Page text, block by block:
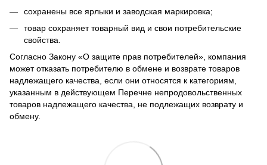
сохранены все ярлыки и заводская маркировка;
товар сохраняет товарный вид и свои потребительские
свойства.
Согласно Закону «О защите прав потребителей», компания
может отказать потребителю в обмене и возврате товаров
надлежащего качества, если они относятся к категориям,
указанным в действующем Перечне непродовольственных
товаров надлежащего качества, не подлежащих возврату и
обмену.